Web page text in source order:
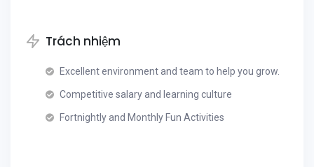
Trách nhiệm
Excellent environment and team to help you grow.
Competitive salary and learning culture
Fortnightly and Monthly Fun Activities